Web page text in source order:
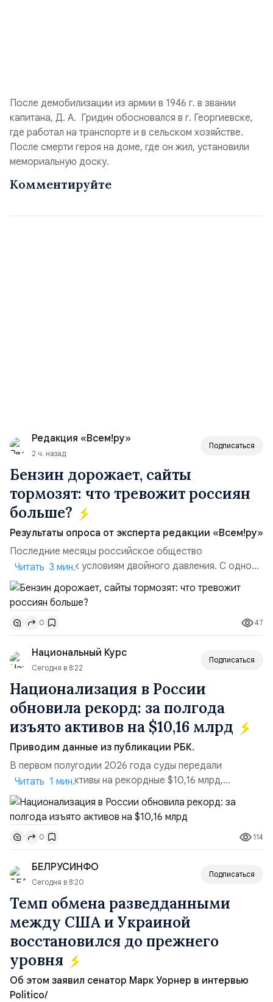
После демобилизации из армии в 1946 г. в звании
капитана, Д. А. Гридин обосновался в г. Георгиевске,
где работал на транспорте и в сельском хозяйстве.
После смерти героя на доме, где он жил, установили
мемориальную доску.
Комментируйте
Редакция «Всем!ру»
2 ч. назад
Подписаться
Бензин дорожает, сайты
тормозят: что тревожит россиян
больше?
Результаты опроса от эксперта редакции «Всем!ру»
Последние месяцы российское общество
адаптируется к условиям двойного давления. С одной
стороны, происходит рост цен на товары первой
необходимости, инфляция и локальные сбои в
поставках бензина. А с другой – технологическая
турбулентность: перебои в работе интернета,
блокировки сайтов, необходимость осваивать VPN и
российские платформы.Что из этого бье...
Читать 3 мин.
0 47
Национальный Курс
Сегодня в 8:22
Подписаться
Национализация в России
обновила рекорд: за полгода
изъято активов на $10,16 млрд
Приводим данные из публикации РБК.
В первом полугодии 2026 года суды передали
государству активы на рекордные $10,16 млрд,
подсчитали аналитики AK&M. Это в 2,5 раза больше,
чем за аналогичный период 2025 года ($3,95 млрд).
Всего зафиксировано 15 национализационных
транзакций, которые обеспечили 42,2% денежного
объёма всего российского рынка слияний и
поглощений. Крупнейшей ...
Читать 1 мин.
0 114
БЕЛРУСИНФО
Сегодня в 8:20
Подписаться
Темп обмена разведданными
между США и Украиной
восстановился до прежнего
уровня
Об этом заявил сенатор Марк Уорнер в интервью
Politico/